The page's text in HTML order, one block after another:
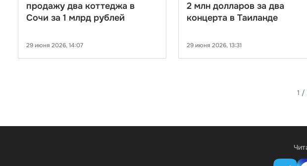
продажу два коттеджа в
Сочи за 1 млрд рублей
29 июня 2026, 14:07
2 млн долларов за два
концерта в Таиланде
29 июня 2026, 13:31
1 /